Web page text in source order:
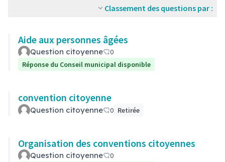
Classement des questions par :
Aide aux personnes âgées
Question citoyenne
0
Réponse du Conseil municipal disponible
convention citoyenne
Question citoyenne 0 Retirée
Organisation des conventions citoyennes
Question citoyenne
0